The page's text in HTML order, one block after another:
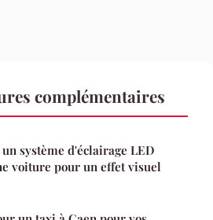
complémentaires
système d'éclairage LED
voiture pour un effet visuel